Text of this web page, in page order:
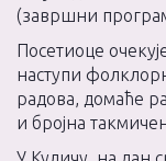
(завршни
Посетиоце
наступи
радова, домаће
и бројна